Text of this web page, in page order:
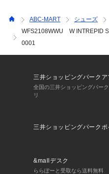
ABC-MART シューズ
WFS2108WWU W INTREPID
0001
三井ショッピングパークア
全国の三井ショッピングパー
リ
三井ショッピングパークポ
&mallデスク
ららぽーと受取なら送料無料